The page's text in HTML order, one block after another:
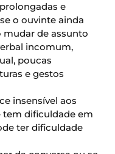
e
o ouvinte ainda
de assunto
incomum,
poucas
e gestos
insensível aos
dificuldade em
ter dificuldade